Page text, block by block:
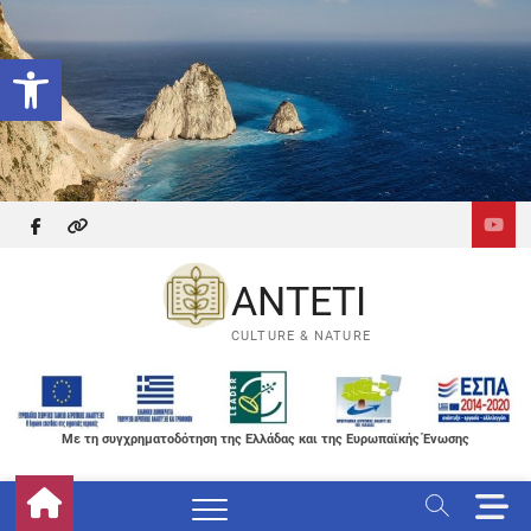
Ανοίξτε τη γραμμή εργαλείων
Skip
to
content
facebook
themefreesia
ANTETI
CULTURE & NATURE
Με τη συγχρηματοδότηση της Ελλάδας και της Ευρωπαϊκής Ένωσης
M
e